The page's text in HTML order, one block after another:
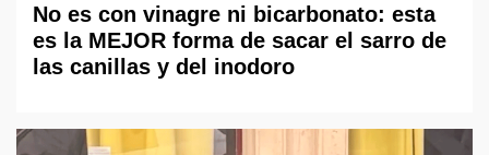
No es con vinagre ni bicarbonato: esta
es la MEJOR forma de sacar el sarro de
las canillas y del inodoro